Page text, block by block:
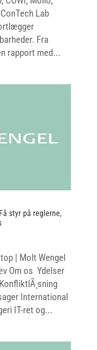
Lab
Fra
rapport med...
styr på reglerne,
| Molt Wengel
Om os Ydelser
International
IT-ret og...